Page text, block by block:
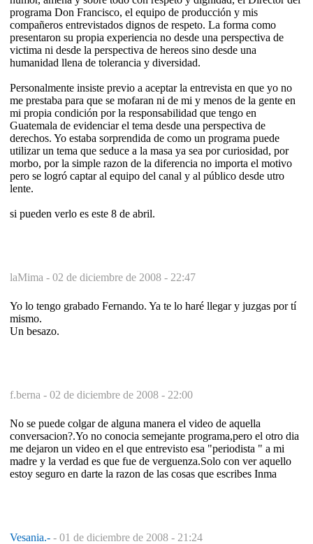
programa Don Francisco, el equipo de producción y mis
compañeros entrevistados dignos de respeto. La forma como
presentaron su propia experiencia no desde una perspectiva de
victima ni desde la perspectiva de hereos sino desde una
humanidad llena de tolerancia y diversidad.
Personalmente insiste previo a aceptar la entrevista en que yo no
me prestaba para que se mofaran ni de mi y menos de la gente en
mi propia condición por la responsabilidad que tengo en
Guatemala de evidenciar el tema desde una perspectiva de
derechos. Yo estaba sorprendida de como un programa puede
utilizar un tema que seduce a la masa ya sea por curiosidad, por
morbo, por la simple razon de la diferencia no importa el motivo
pero se logró captar al equipo del canal y al público desde utro
lente.
si pueden verlo es este 8 de abril.
laMima - 02 de diciembre de 2008 - 22:47
Yo lo tengo grabado Fernando. Ya te lo haré llegar y juzgas por tí
mismo.
Un besazo.
f.berna - 02 de diciembre de 2008 - 22:00
No se puede colgar de alguna manera el video de aquella
conversacion?.Yo no conocia semejante programa,pero el otro dia
me dejaron un video en el que entrevisto esa "periodista " a mi
madre y la verdad es que fue de verguenza.Solo con ver aquello
estoy seguro en darte la razon de las cosas que escribes Inma
Vesania.- - 01 de diciembre de 2008 - 21:24